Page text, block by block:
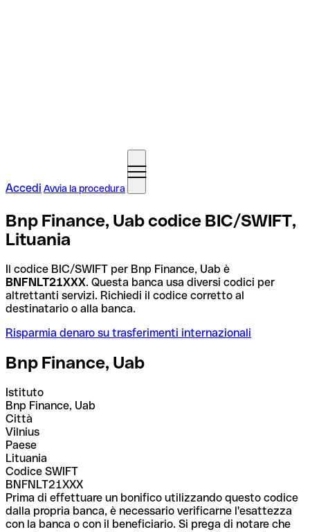
Accedi Avvia la procedura
Bnp Finance, Uab codice BIC/SWIFT,
Lituania
Il codice BIC/SWIFT per Bnp Finance, Uab è
BNFNLT21XXX. Questa banca usa diversi codici per
altrettanti servizi. Richiedi il codice corretto al
destinatario o alla banca.
Risparmia denaro su trasferimenti internazionali
Bnp Finance, Uab
Istituto
Bnp Finance, Uab
Città
Vilnius
Paese
Lituania
Codice SWIFT
BNFNLT21XXX
Prima di effettuare un bonifico utilizzando questo codice
dalla propria banca, è necessario verificarne l'esattezza
con la banca o con il beneficiario. Si prega di notare che